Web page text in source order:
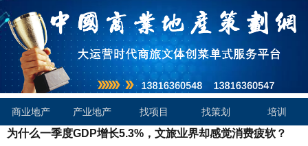
商业地产 产业地产 找项目 找策划 培训
为什么一季度GDP增长5.3%，文旅业界却感觉消费疲软？